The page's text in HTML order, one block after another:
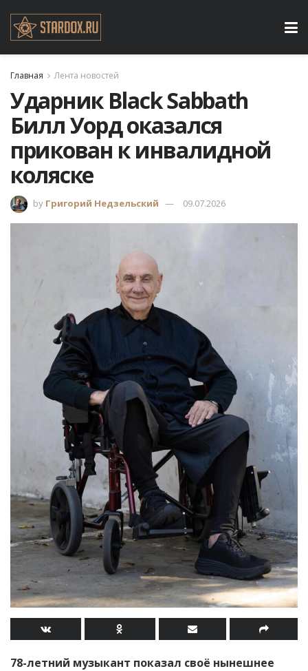
Главная Лента новостей
Ударник Black Sabbath
Билл Уорд оказался
прикован к инвалидной
коляске
by Григорий Недзельский 09.07.2026
78-летний музыкант показал своё нынешнее